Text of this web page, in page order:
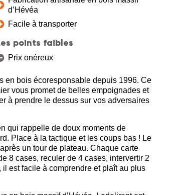
d’Hévéa
Facile à transporter
points faibles
Prix onéreux
en bois écoresponsable depuis 1996. Ce
vous promet de belles empoignades et
à prendre le dessus sur vos adversaires
qui rappelle de doux moments de
Place à la tactique et les coups bas ! Le
un tour de plateau. Chaque carte
8 cases, reculer de 4 cases, intervertir 2
est facile à comprendre et plaît au plus